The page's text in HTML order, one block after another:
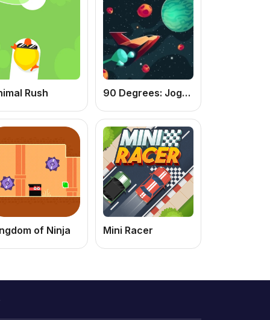
Rush 90 Degrees: Jogo Arcade Online Grátis de Reflexo Rápido e Desafios Espaciais
of Ninja Mini Racer